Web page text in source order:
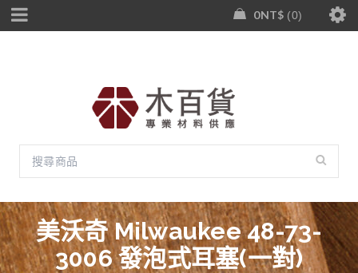
0NT$ 0
美沃奇 Milwaukee 48-73-
3006 發泡式耳塞(一對)